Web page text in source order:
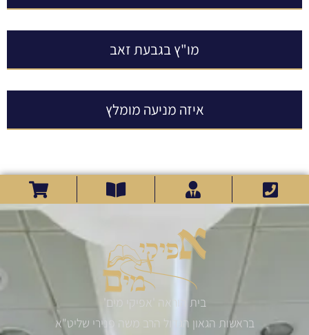
מו"ץ בגבעת זאב
איזה מניעה מומלץ
בית הוראה 'אפיקי מים'
בראשות הגאון הגדול הרב משה פנירי שליט"א